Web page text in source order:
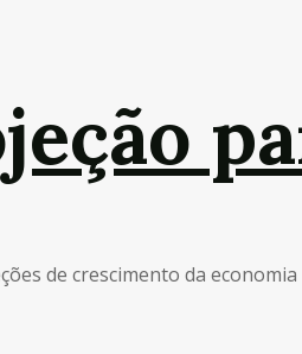
de crescimento da economia